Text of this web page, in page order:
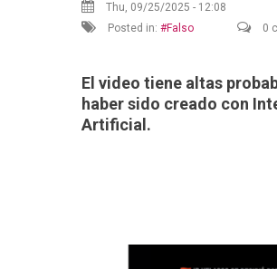
Thu, 09/25/2025 - 12:08
Posted in:
Falso 0
El video tiene altas
haber sido creado con
Artificial.